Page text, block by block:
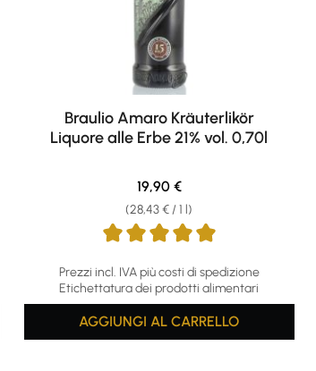
Braulio Amaro Kräuterlikör
Liquore alle Erbe 21% vol. 0,70l
Prezzi incl. IVA più costi di spedizione
Etichettatura dei prodotti alimentari
(28,43 € / 1 l)
Regular price:
19,90 €
AGGIUNGI AL CARRELLO